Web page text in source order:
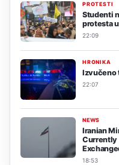
PROTESTI
Studenti
protesta
22:09
HRONIKA
Izvučeno
22:07
NEWS
Iranian
Currently
18:53